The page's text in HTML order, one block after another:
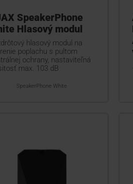
SpeakerPhone
Hlasový modul
hlasový modul na
poplachu s pultom
ochrany, nastaviteľná
max. 103 dB
SpeakerPhone White